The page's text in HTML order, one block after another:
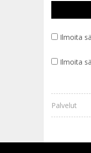
Ilmoita
Ilmoita
Palvelut